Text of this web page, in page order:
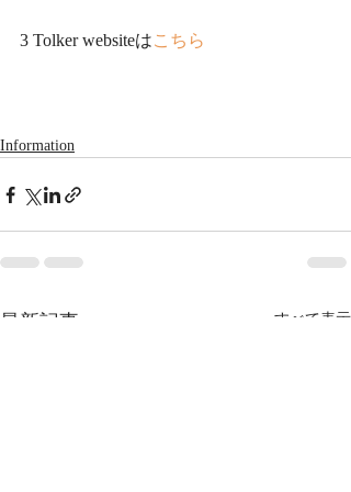
3 Tolker websiteはこちら
Information
最新記事 すべて表示